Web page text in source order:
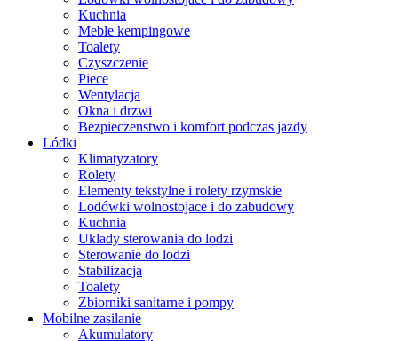
Kuchnia
Meble kempingowe
Toalety
Czyszczenie
Piece
Wentylacja
Okna i drzwi
Bezpieczenstwo i komfort podczas jazdy
Lódki
Klimatyzatory
Rolety
Elementy tekstylne i rolety rzymskie
Lodówki wolnostojace i do zabudowy
Kuchnia
Uklady sterowania do lodzi
Sterowanie do lodzi
Stabilizacja
Toalety
Zbiorniki sanitarne i pompy
Mobilne zasilanie
Akumulatory